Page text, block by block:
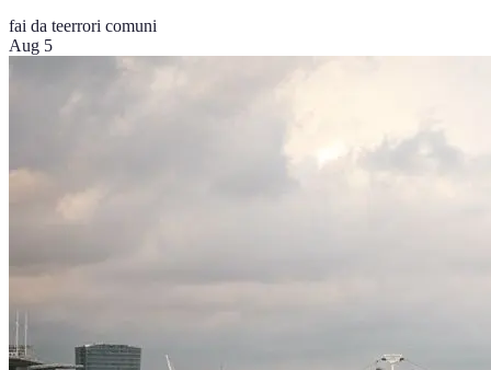
fai da teerrori comuni
Aug 5